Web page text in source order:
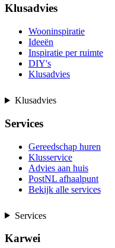
Klusadvies
Wooninspiratie
Ideeën
Inspiratie per ruimte
DIY's
Klusadvies
Klusadvies
Services
Gereedschap huren
Klusservice
Advies aan huis
PostNL afhaalpunt
Bekijk alle services
Services
Karwei